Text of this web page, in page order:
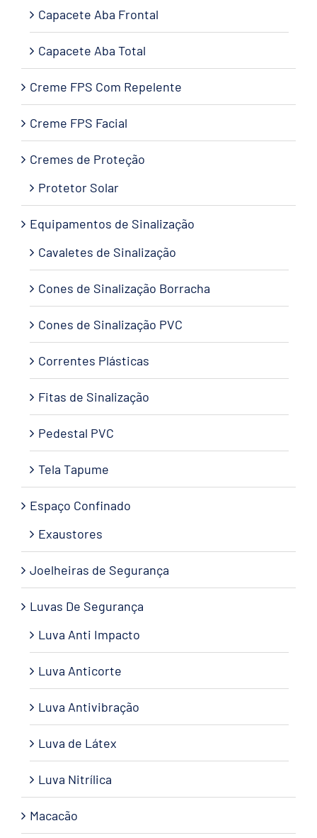
Capacete Aba Frontal
Capacete Aba Total
Creme FPS Com Repelente
Creme FPS Facial
Cremes de Proteção
Protetor Solar
Equipamentos de Sinalização
Cavaletes de Sinalização
Cones de Sinalização Borracha
Cones de Sinalização PVC
Correntes Plásticas
Fitas de Sinalização
Pedestal PVC
Tela Tapume
Espaço Confinado
Exaustores
Joelheiras de Segurança
Luvas De Segurança
Luva Anti Impacto
Luva Anticorte
Luva Antivibração
Luva de Látex
Luva Nitrílica
Macacão